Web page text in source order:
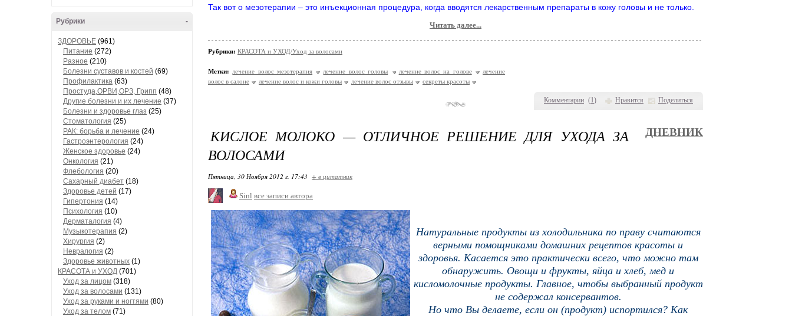
-
Рубрики
ЗДОРОВЬЕ (961)
Питание (272)
Разное (210)
Болезни суставов и костей (69)
Профилактика (63)
Простуда,ОРВИ,ОРЗ, Грипп (48)
Другие болезни и их лечение (37)
Болезни и здоровье глаз (25)
Стоматология (25)
РАК: борьба и лечение (24)
Гастроэнтерология (24)
Женское здоровье (24)
Онкология (21)
Флебология (20)
Сахарный диабет (18)
Здоровье детей (17)
Гипертония (14)
Психология (10)
Дерматалогия (4)
Музыкотерапия (2)
Хирургия (2)
Невралогия (2)
Здоровье животных (1)
КРАСОТА и УХОД (701)
Уход за лицом (318)
Уход за волосами (131)
Уход за руками и ногтями (80)
Уход за телом (71)
Комментарии (1) Нравится Поделиться
Так вот о мезотерапии – это инъекционная процедура, когда вводятся лекарственным препараты в кожу головы и не только.
Читать далее...
Рубрики: КРАСОТА и УХОД/Уход за волосами
Метки: лечение волос мезотерапия лечение волос головы лечение волос на голове
лечение
волос в салоне
лечение волос и кожи головы лечение волос отзывы секреты красоты
КИСЛОЕ МОЛОКО — ОТЛИЧНОЕ РЕШЕНИЕ ДЛЯ УХОДА ЗА
ВОЛОСАМИ
ДНЕВНИК
Пятница, 30 Ноября 2012 г. 17:43 + в цитатник
Sinl все записи автора
Натуральные продукты из холодильника по праву считаются
верными помощниками домашних рецептов красоты и
здоровья. Касается это практически всего, что можно там
обнаружить. Овощи и фрукты, яйца и хлеб, мед и
кисломолочные продукты. Главное, чтобы выбранный продукт
не содержал консервантов.
Но что Вы делаете, если он (продукт) испортился? Как